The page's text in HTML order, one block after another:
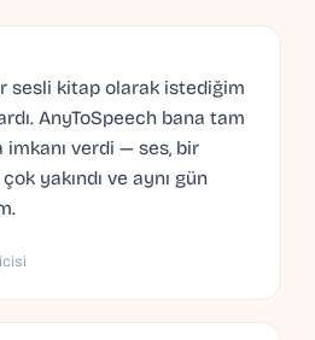
sesli kitap olarak istediğim
AnyToSpeech bana tam
verdi — ses, bir
yakındı ve aynı gün